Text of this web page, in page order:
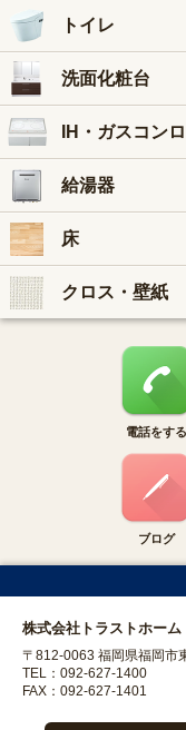
トイレ
洗面化粧台
IH・ガスコンロ
給湯器
床
クロス・壁紙
電話をする
ブログ
株式会社トラストホーム
〒812-0063 福岡県福岡市
TEL：092-627-1400
FAX：092-627-1401